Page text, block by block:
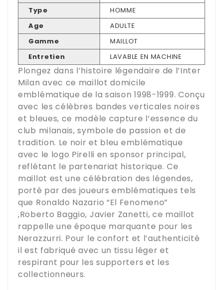
Plongez dans l’histoire légendaire de l’Inter
Milan avec ce maillot domicile
emblématique de la saison 1998-1999. Conçu
avec les célèbres bandes verticales noires
et bleues, ce modèle capture l’essence du
club milanais, symbole de passion et de
tradition. Le noir et bleu emblématique
avec le logo Pirelli en sponsor principal,
reflétant le partenariat historique. Ce
maillot est une célébration des légendes,
porté par des joueurs emblématiques tels
que Ronaldo Nazario “El Fenomeno”
,Roberto Baggio, Javier Zanetti, ce maillot
rappelle une époque marquante pour les
Nerazzurri. Pour le confort et l’authenticité
il est fabriqué avec un tissu léger et
respirant pour les supporters et les
collectionneurs.
Type
HOMME
Age
ADULTE
Gamme
MAILLOT
Entretien
LAVABLE EN MACHINE